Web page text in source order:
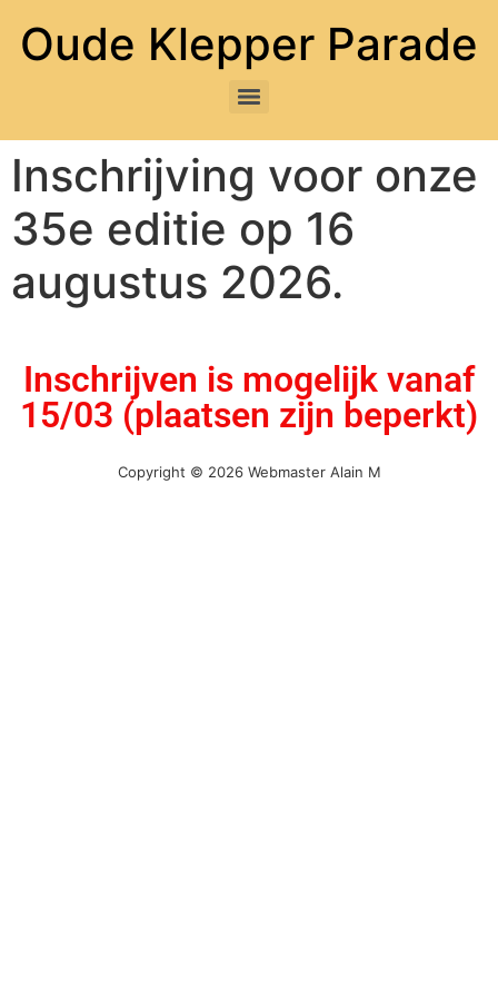
Oude Klepper Parade
Inschrijving voor onze
35e editie op 16
augustus 2026.
Inschrijven is mogelijk vanaf
15/03 (plaatsen zijn beperkt)
Copyright © 2026 Webmaster Alain M